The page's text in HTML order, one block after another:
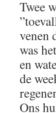
Twee
venen
was
en
de
Ons